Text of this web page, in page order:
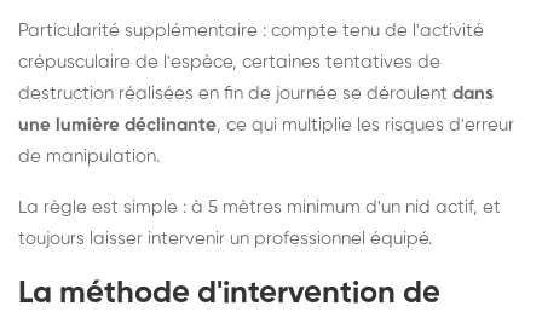
Particularité supplémentaire : compte tenu de l'activité
crépusculaire de l'espèce, certaines tentatives de
destruction réalisées en fin de journée se déroulent dans
une lumière déclinante, ce qui multiplie les risques d'erreur
de manipulation.
La règle est simple : à 5 mètres minimum d'un nid actif, et
toujours laisser intervenir un professionnel équipé.
La méthode d'intervention de